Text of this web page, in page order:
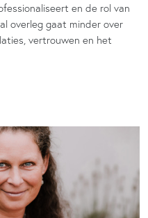
en de rol van
overleg gaat minder over
vertrouwen en het